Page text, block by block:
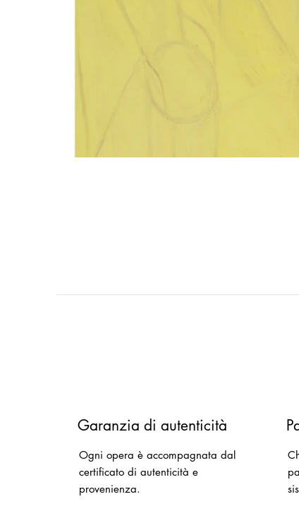
Garanzia di autenticità
Ogni opera è accompagnata dal
certificato di autenticità e
provenienza.